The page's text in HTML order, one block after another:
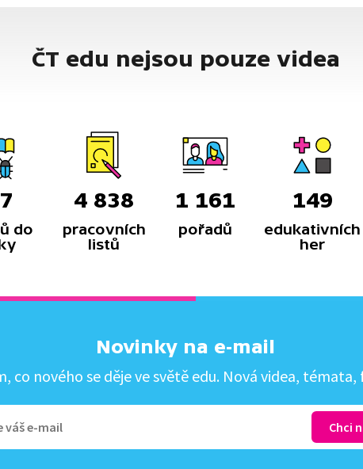
ČT edu nejsou pouze videa
do
4 838
pracovních
listů
1 161
pořadů
149
edukativních
her
Novinky na e-mail
co nového se děje ve světě edu. Nová videa, témata,